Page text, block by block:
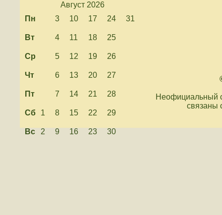
Август 2026
Пн
3 10 17 24 31
Вт 4 11 18 25
Ср 5 12 19 26
Чт 6 13 20 27
Пт 7 14 21 28
Сб 1 8 15 22 29
Вс 2 9 16 23 30
Неофициальный
связаны